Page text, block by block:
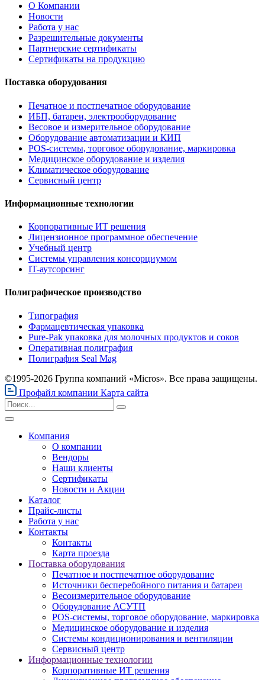
О Компании
Новости
Работа у нас
Разрешительные документы
Партнерские сертификаты
Сертификаты на продукцию
Поставка оборудования
Печатное и постпечатное оборудование
ИБП, батареи, электрооборудование
Весовое и измерительное оборудование
Оборудование автоматизации и КИП
POS-системы, торговое оборудование, маркировка
Медицинское оборудование и изделия
Климатическое оборудование
Сервисный центр
Информационные технологии
Корпоративные ИТ решения
Лицензионное программное обеспечение
Учебный центр
Системы управления консорциумом
IT-аутсорсинг
Полиграфическое производство
Типография
Фармацевтическая упаковка
Pure-Pak упаковка для молочных продуктов и соков
Оперативная полиграфия
Полиграфия Seal Mag
©1995-2026 Группа компаний «Micros». Все права защищены.
Профайл компании Карта сайта
Компания
О компании
Вендоры
Наши клиенты
Сертификаты
Новости и Акции
Каталог
Прайс-листы
Работа у нас
Контакты
Контакты
Карта проезда
Поставка оборудования
Печатное и постпечатное оборудование
Источники бесперебойного питания и батареи
Весоизмерительное оборудование
Оборудование АСУТП
POS-системы, торговое оборудование, маркировка
Медицинское оборудование и изделия
Системы кондиционирования и вентиляции
Сервисный центр
Информационные технологии
Корпоративные ИТ решения